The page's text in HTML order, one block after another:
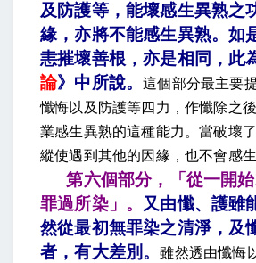
及防護等，能壞感生異熟之
緣，亦將不能感生異熟。如
恚摧壞善根，亦是相同，此
論》中所說。這個部分最主要
懺悔以及防護等四力，作懺除之
業感生異熟的這種能力。當破壞
縱使遇到其他的因緣，也不會感生
第六個部分，「從一開
罪過所染」。 又由懺、護雖
然從最初無罪染之清淨，及
者，有大差別 。雖然透由懺悔